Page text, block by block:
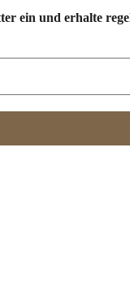
ein und erhalte